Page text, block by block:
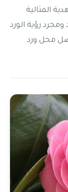
المثالية
رؤية الورد
محل ورد